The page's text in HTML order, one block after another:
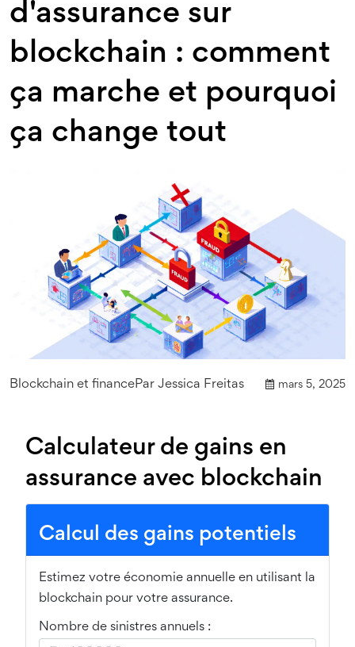
d'assurance sur
blockchain : comment
ça marche et pourquoi
ça change tout
Blockchain et financePar Jessica Freitas mars 5, 2025
Calculateur de gains en
assurance avec blockchain
Calcul des gains potentiels
Estimez votre économie annuelle en utilisant la
blockchain pour votre assurance.
Nombre de sinistres annuels :